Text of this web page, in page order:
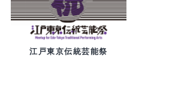
江戸東京伝統芸能祭